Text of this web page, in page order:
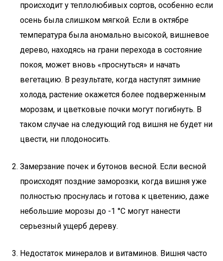
происходит у теплолюбивых сортов, особенно если
осень была слишком мягкой. Если в октябре
температура была аномально высокой, вишневое
дерево, находясь на грани перехода в состояние
покоя, может вновь «проснуться» и начать
вегетацию. В результате, когда наступят зимние
холода, растение окажется более подверженным
морозам, и цветковые почки могут погибнуть. В
таком случае на следующий год вишня не будет ни
цвести, ни плодоносить.
Замерзание почек и бутонов весной. Если весной
происходят поздние заморозки, когда вишня уже
полностью проснулась и готова к цветению, даже
небольшие морозы до -1 °С могут нанести
серьезный ущерб дереву.
Недостаток минералов и витаминов. Вишня часто